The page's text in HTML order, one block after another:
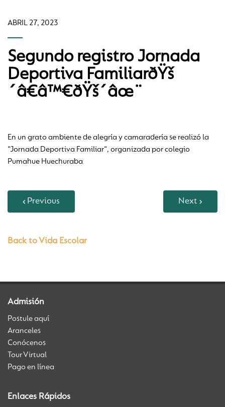
ABRIL 27, 2023
Segundo registro Jornada
Deportiva FamiliarðŸš
´â€â™€ðŸš´âœ¨
En un grato ambiente de alegría y camaradería se realizó la
“Jornada Deportiva Familiar“, organizada por colegio
Pumahue Huechuraba
Previous Next
Back to Vida Escolar
Admisión
Postule aquí
Aranceles
Conócenos
Tour Virtual
Pago en línea
Enlaces Rápidos